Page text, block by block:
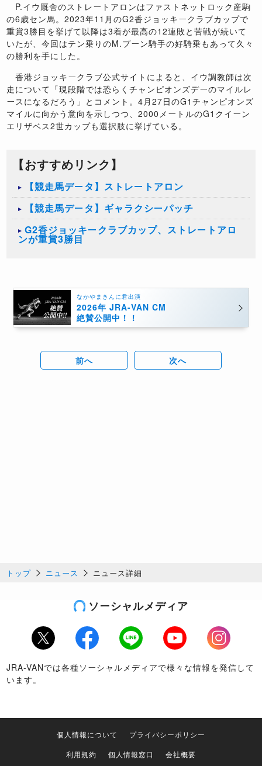
P.イウ厩舎のストレートアロンはファストネットロック産駒
の6歳セン馬。2023年11月のG2香ジョッキークラブカップで
重賞3勝目を挙げて以降は3着が最高の12連敗と苦戦が続いて
いたが、今回はテン乗りのM.プーン騎手の好騎乗もあって久々
の勝利を手にした。
香港ジョッキークラブ公式サイトによると、イウ調教師は次
走について「現段階では恐らくチャンピオンズデーのマイルレ
ースになるだろう」とコメント。4月27日のG1チャンピオンズ
マイルに向かう意向を示しつつ、2000メートルのG1クイーン
エリザベス2世カップも選択肢に挙げている。
【おすすめリンク】
【競走馬データ】ストレートアロン
【競走馬データ】ギャラクシーパッチ
G2香ジョッキークラブカップ、ストレートアロ
ンが重賞3勝目
なかやまきんに君出演
2026年 JRA-VAN CM
絶賛公開中！！
前へ 次へ
トップ ニュース ニュース詳細
ソーシャルメディア
Twitter Facebook LINE Youtube
Instagram
JRA-VANでは各種ソーシャルメディアで様々な情報を発信して
います。
個人情報について
プライバシーポリシー
利用規約
個人情報窓口 会社概要